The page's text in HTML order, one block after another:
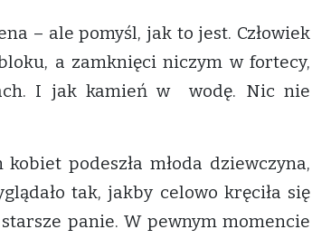
– ale pomyśl, jak to jest. Człowiek
a zamknięci niczym w fortecy,
I jak kamień w wodę. Nic nie
podeszła młoda dziewczyna,
tak, jakby celowo kręciła się
panie. W pewnym momencie